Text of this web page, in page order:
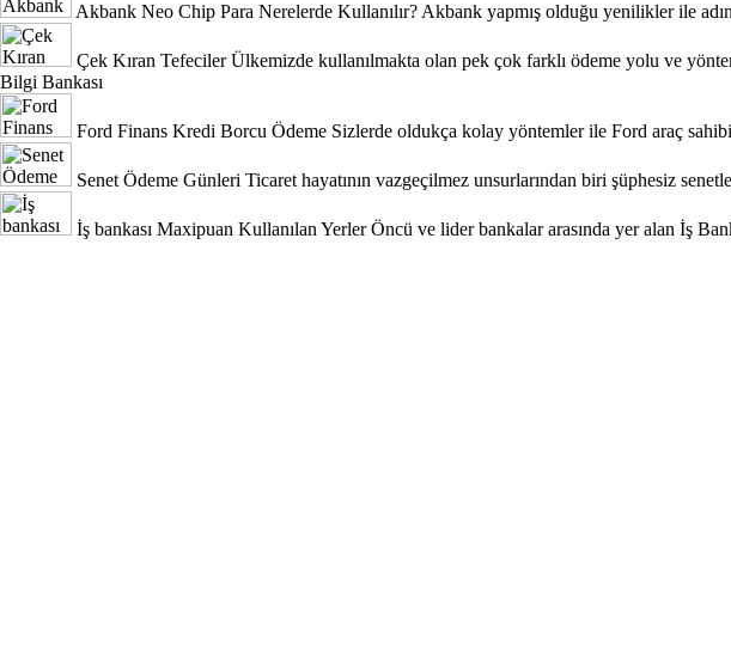
Akbank Neo Chip Para Nerelerde Kullanılır? Akbank yapmış olduğu yenilikler ile
Çek Kıran Tefeciler Ülkemizde kullanılmakta olan pek çok farklı ödeme yolu ve
Bilgi Bankası
Ford Finans Kredi Borcu Ödeme Sizlerde oldukça kolay yöntemler ile Ford araç
Senet Ödeme Günleri Ticaret hayatının vazgeçilmez unsurlarından biri şüphesiz
İş bankası Maxipuan Kullanılan Yerler Öncü ve lider bankalar arasında yer alan İş